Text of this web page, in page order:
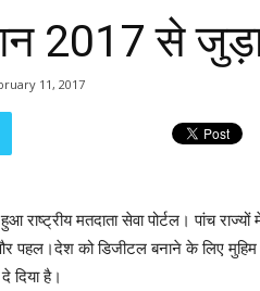
2017 से
11, 2017
मतदाता सेवा पोर्टल। पांच
पहल।देश को डिजीटल बनाने के लिए
दिया है।